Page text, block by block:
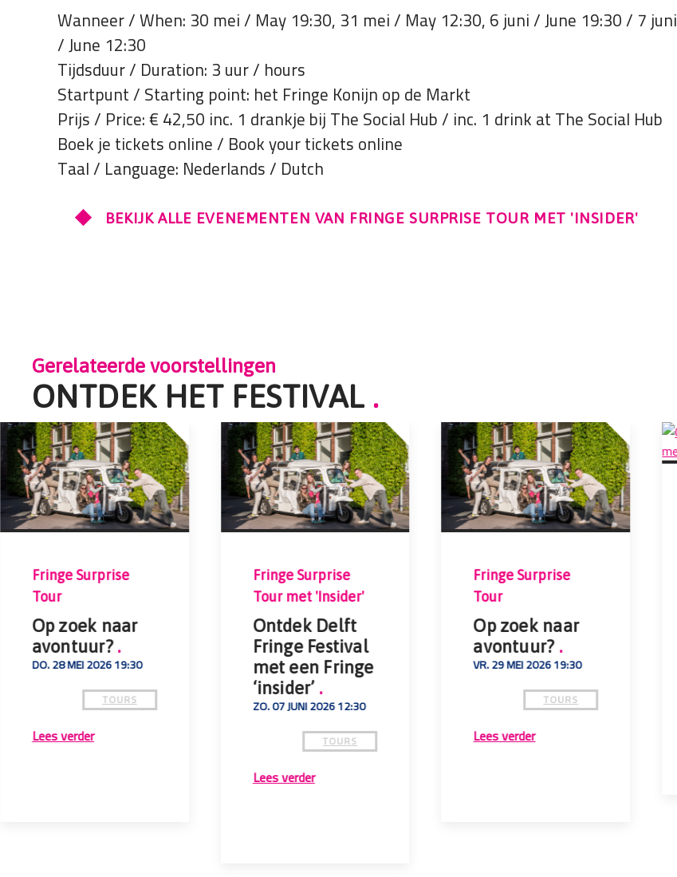
Wanneer / When: 30 mei / May 19:30, 31 mei / May 12:30, 6 juni / June 19:30 / 7 juni
/ June 12:30
Tijdsduur / Duration: 3 uur / hours
Startpunt / Starting point: het Fringe Konijn op de Markt
Prijs / Price: € 42,50 inc. 1 drankje bij The Social Hub / inc. 1 drink at The Social Hub
Boek je tickets online / Book your tickets online
Taal / Language: Nederlands / Dutch
BEKIJK ALLE EVENEMENTEN VAN FRINGE SURPRISE TOUR MET 'INSIDER'
Gerelateerde voorstellingen
ONTDEK HET FESTIVAL .
Fringe Surprise
Tour
Op zoek naar
avontuur?.
DO. 28 MEI 2026 19:30
TOURS
Lees verder
Fringe Surprise
Tour met 'Insider'
Ontdek Delft
Fringe Festival
met een Fringe
‘insider’ .
ZO. 07 JUNI 2026 12:30
TOURS
Lees verder
Fringe Surprise
Tour
Op zoek naar
avontuur? .
VR. 29 MEI 2026 19:30
TOURS
Lees verder